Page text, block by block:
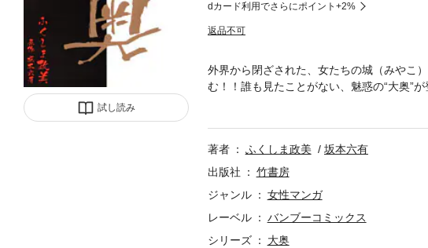
試し読み
dカード利用でさらにポイント+2%
返品不可
外界から閉ざされた、女たちの城（みやこ
む！！誰も見たことがない、魅惑の“大奥”
著者 ふくしま政美
坂本六有
出版社
竹書房
ジャンル
女性マンガ
レーベル
バンブーコミックス
シリーズ
大奥